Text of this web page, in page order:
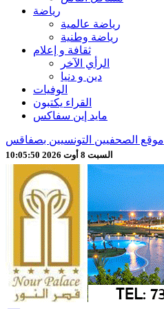
رياضة
رياضة عالمية
رياضة وطنية
ثقافة و إعلام
الرأي الآخر
دين و دنيا
الوفيات
القراء يكتبون
مايد إين سفاكس
موقع الصحفيين التونسيين بصفاقس
السبت 8 أوت 2026 10:05:52